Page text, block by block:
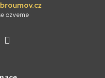
ozveme